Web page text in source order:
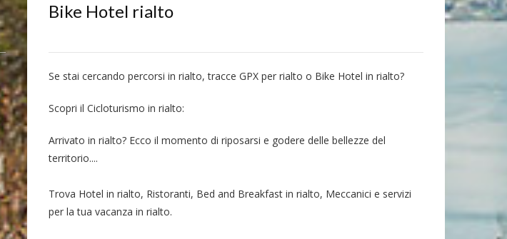
Bike Hotel rialto
Se stai cercando percorsi in rialto, tracce GPX per rialto o Bike Hotel in rialto?
Scopri il Cicloturismo in rialto:
Arrivato in rialto? Ecco il momento di riposarsi e godere delle bellezze del
territorio....
Trova Hotel in rialto, Ristoranti, Bed and Breakfast in rialto, Meccanici e servizi
per la tua vacanza in rialto.